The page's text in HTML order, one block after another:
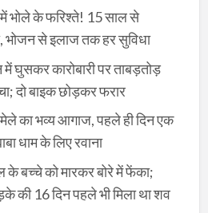
में भोले के फरिश्ते! 15 साल से
भोजन से इलाज तक हर सुविधा
घुसकर कारोबारी पर ताबड़तोड़
दो बाइक छोड़कर फरार
का भव्य आगाज, पहले ही दिन एक
धाम के लिए रवाना
बच्चे को मारकर बोरे में फेंका;
की 16 दिन पहले भी मिला था शव